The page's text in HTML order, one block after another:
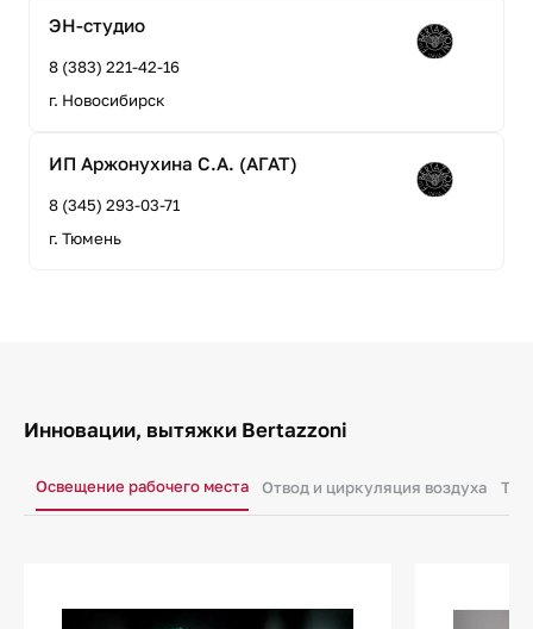
ЭН-студио
8 (383) 221-42-16
г. Новосибирск
ИП Аржонухина С.А. (АГАТ)
8 (345) 293-03-71
г. Тюмень
Инновации, вытяжки Bertazzoni
Освещение рабочего места Отвод и циркуляция воздуха